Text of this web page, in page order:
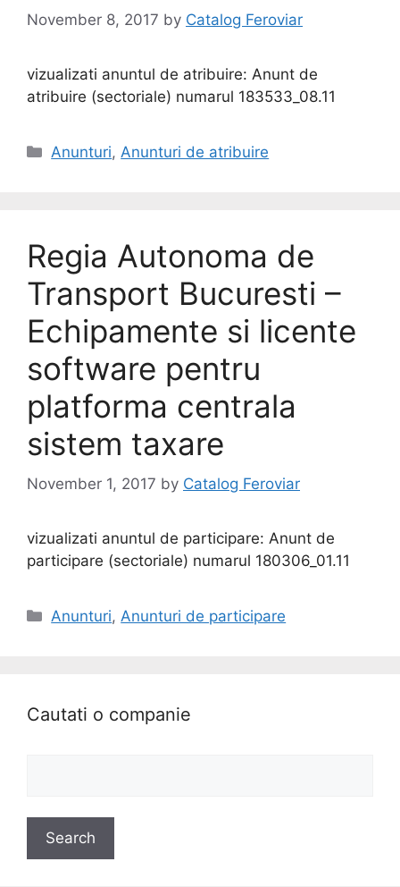
November 8, 2017 by Catalog Feroviar
vizualizati anuntul de atribuire: Anunt de
atribuire (sectoriale) numarul 183533_08.11
Anunturi,Anunturi de atribuire
Regia Autonoma de
Transport Bucuresti –
Echipamente si licente
software pentru
platforma centrala
sistem taxare
November 1, 2017 by Catalog Feroviar
vizualizati anuntul de participare: Anunt de
participare (sectoriale) numarul 180306_01.11
Anunturi, Anunturi de participare
Cautati o companie